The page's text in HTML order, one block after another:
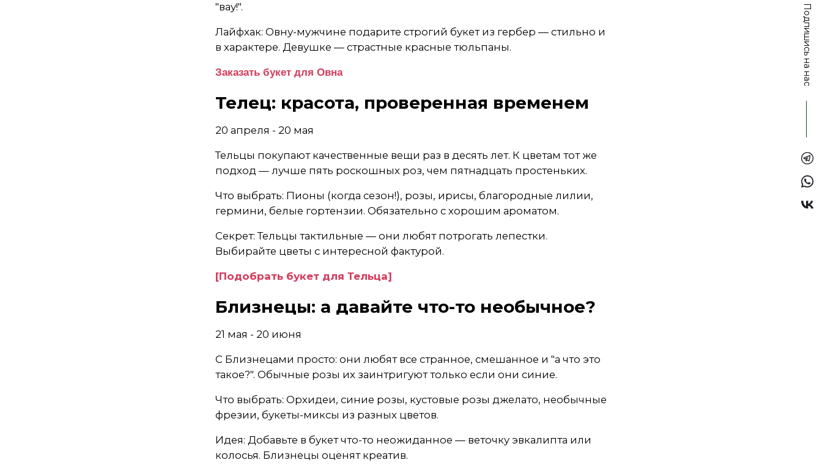
"вау!".
Лайфхак: Овну-мужчине подарите строгий букет из гербер — стильно и
в характере. Девушке — страстные красные тюльпаны.
Заказать букет для Овна
Телец: красота, проверенная временем
20 апреля - 20 мая
Тельцы покупают качественные вещи раз в десять лет. К цветам тот же
подход — лучше пять роскошных роз, чем пятнадцать простеньких.
Что выбрать: Пионы (когда сезон!), розы, ирисы, благородные лилии,
гермини, белые гортензии. Обязательно с хорошим ароматом.
Секрет: Тельцы тактильные — они любят потрогать лепестки.
Выбирайте цветы с интересной фактурой.
[Подобрать букет для Тельца]
Близнецы: а давайте что-то необычное?
21 мая - 20 июня
С Близнецами просто: они любят все странное, смешанное и "а что это
такое?". Обычные розы их заинтригуют только если они синие.
Что выбрать: Орхидеи, синие розы, кустовые розы джелато, необычные
фрезии, букеты-миксы из разных цветов.
Идея: Добавьте в букет что-то неожиданное — веточку эвкалипта или
колосья. Близнецы оценят креатив.
Подпишись на нас